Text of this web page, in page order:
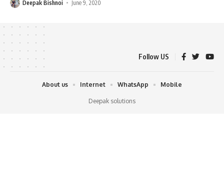
Deepak Bishnoi June 9, 2020
Follow US
Deepak solutions
About us Internet WhatsApp Mobile